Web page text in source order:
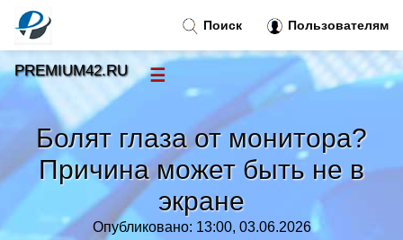
Болят глаза от монитора?
Причина может быть не в
экране
Опубликовано: 13:00, 03.06.2026
Поиск Пользователям
PREMIUM42.RU ☰
Новости
Тренды новостей»
»